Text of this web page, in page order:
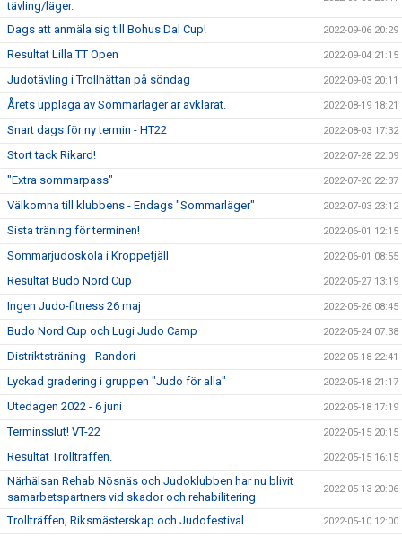
tävling/läger.
Dags att anmäla sig till Bohus Dal Cup! 2022-09-06 20:29
Resultat Lilla TT Open 2022-09-04 21:15
Judotävling i Trollhättan på söndag 2022-09-03 20:11
Årets upplaga av Sommarläger är avklarat. 2022-08-19 18:21
Snart dags för ny termin - HT22 2022-08-03 17:32
Stort tack Rikard! 2022-07-28 22:09
"Extra sommarpass" 2022-07-20 22:37
Välkomna till klubbens - Endags "Sommarläger" 2022-07-03 23:12
Sista träning för terminen! 2022-06-01 12:15
Sommarjudoskola i Kroppefjäll 2022-06-01 08:55
Resultat Budo Nord Cup 2022-05-27 13:19
Ingen Judo-fitness 26 maj 2022-05-26 08:45
Budo Nord Cup och Lugi Judo Camp 2022-05-24 07:38
Distriktsträning - Randori 2022-05-18 22:41
Lyckad gradering i gruppen "Judo för alla" 2022-05-18 21:17
Utedagen 2022 - 6 juni 2022-05-18 17:19
Terminsslut! VT-22 2022-05-15 20:15
Resultat Trollträffen. 2022-05-15 16:15
Närhälsan Rehab Nösnäs och Judoklubben har nu blivit
samarbetspartners vid skador och rehabilitering
2022-05-13 20:06
Trollträffen, Riksmästerskap och Judofestival. 2022-05-10 12:00